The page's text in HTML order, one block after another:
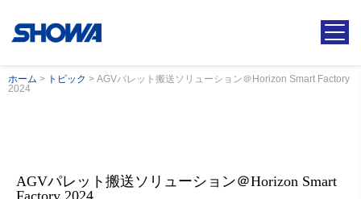
ホーム > トピック > AGVパレット搬送ソリューション＠Horizon Smart Factory
2024
AGVパレット搬送ソリューション＠Horizon Smart
Factory 2024